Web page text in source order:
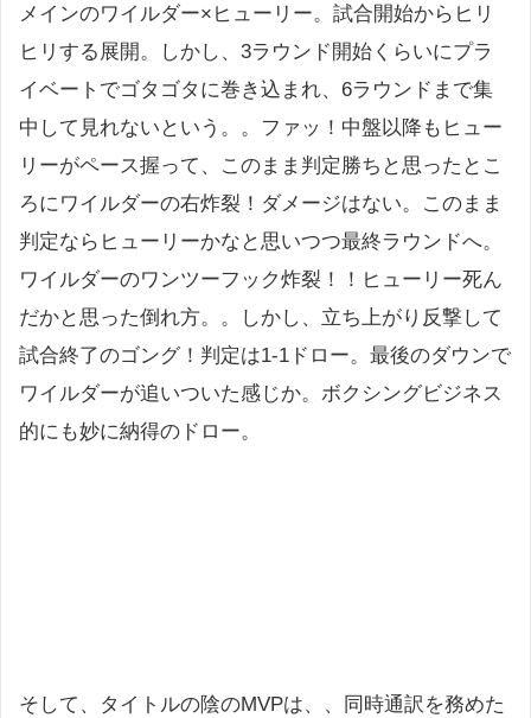
メインのワイルダー×ヒューリー。試合開始からヒリ
ヒリする展開。しかし、3ラウンド開始くらいにプラ
イベートでゴタゴタに巻き込まれ、6ラウンドまで集
中して見れないという。。ファッ！中盤以降もヒュー
リーがペース握って、このまま判定勝ちと思ったとこ
ろにワイルダーの右炸裂！ダメージはない。このまま
判定ならヒューリーかなと思いつつ最終ラウンドへ。
ワイルダーのワンツーフック炸裂！！ヒューリー死ん
だかと思った倒れ方。。しかし、立ち上がり反撃して
試合終了のゴング！判定は1-1ドロー。最後のダウンで
ワイルダーが追いついた感じか。ボクシングビジネス
的にも妙に納得のドロー。
そして、タイトルの陰のMVPは、、同時通訳を務めた